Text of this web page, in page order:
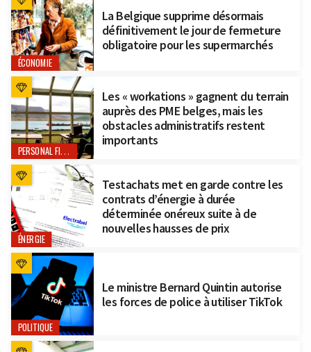
ÉCONOMIE
La Belgique supprime désormais
définitivement le jour de fermeture
obligatoire pour les supermarchés
PERSONAL FINANCE
Les « workations » gagnent du terrain
auprès des PME belges, mais les
obstacles administratifs restent
importants
ÉNERGIE
Testachats met en garde contre les
contrats d’énergie à durée
déterminée onéreux suite à de
nouvelles hausses de prix
POLITIQUE
Le ministre Bernard Quintin autorise
les forces de police à utiliser TikTok